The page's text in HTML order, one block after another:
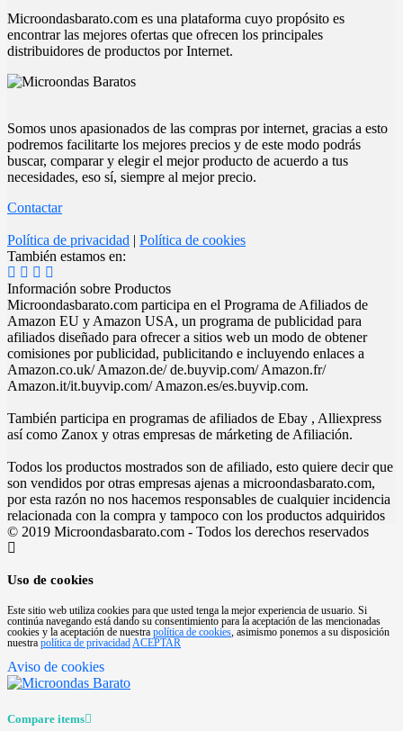
Microondasbarato.com es una plataforma cuyo propósito es
encontrar las mejores ofertas que ofrecen los principales
distribuidores de productos por Internet.
Somos unos apasionados de las compras por internet, gracias a esto
podremos facilitarte los mejores precios y de este modo podrás
buscar, comparar y elegir el mejor producto de acuerdo a tus
necesidades, eso sí, siempre al mejor precio.
Contactar
Política de privacidad | Política de cookies
También estamos en:
Información sobre Productos
Microondasbarato.com participa en el Programa de Afiliados de
Amazon EU y Amazon USA, un programa de publicidad para
afiliados diseñado para ofrecer a sitios web un modo de obtener
comisiones por publicidad, publicitando e incluyendo enlaces a
Amazon.co.uk/ Amazon.de/ de.buyvip.com/ Amazon.fr/
Amazon.it/it.buyvip.com/ Amazon.es/es.buyvip.com.
También participa en programas de afiliados de Ebay , Alliexpress
así como Zanox y otras empresas de márketing de Afiliación.
Todos los productos mostrados son de afiliado, esto quiere decir que
son vendidos por otras empresas ajenas a microondasbarato.com,
por esta razón no nos hacemos responsables de cualquier incidencia
relacionada con la compra y tampoco con los productos adquiridos
© 2019 Microondasbarato.com - Todos los derechos reservados
Uso de cookies
Este sitio web utiliza cookies para que usted tenga la mejor experiencia de usuario. Si
continúa navegando está dando su consentimiento para la aceptación de las mencionadas
cookies y la aceptación de nuestra política de cookies, asimismo ponemos a su disposición
nuestra política de privacidadACEPTAR
Aviso de cookies
Compare items